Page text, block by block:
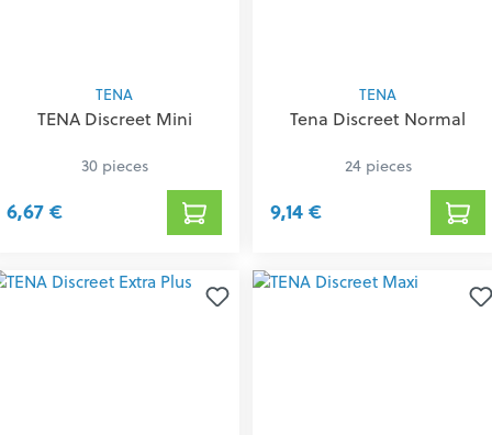
TENA
TENA Discreet Mini
30 pieces
6,67 €
TENA
Tena Discreet Normal
24 pieces
9,14 €